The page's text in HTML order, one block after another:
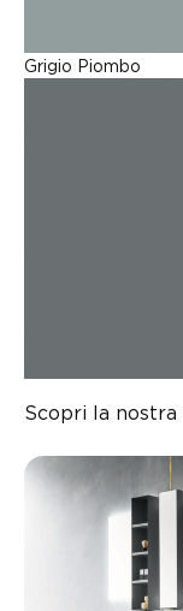
Grigio Piombo
Scopri la nostra